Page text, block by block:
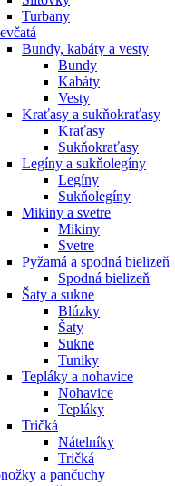
Turbany
Bundy, kabáty a vesty
Bundy
Kabáty
Vesty
Kraťasy a sukňokraťasy
Kraťasy
Sukňokraťasy
Legíny a sukňolegíny
Legíny
Sukňolegíny
Mikiny a svetre
Mikiny
Svetre
Pyžamá a spodná bielizeň
Spodná bielizeň
Šaty a sukne
Blúzky
Šaty
Sukne
Tuniky
Tepláky a nohavice
Nohavice
Tepláky
Tričká
Nátelníky
Tričká
a pančuchy